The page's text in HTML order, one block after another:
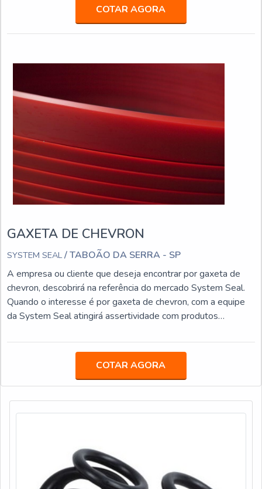
acha o site da System Seal. Na companhia é possível
encontr...
COTAR AGORA
GAXETA DE CHEVRON
SYSTEM SEAL / TABOÃO DA SERRA - SP
A empresa ou cliente que deseja encontrar por gaxeta de
chevron, descobrirá na referência do mercado System Seal.
Quando o interesse é por gaxeta de chevron, com a equipe
da System Seal atingirá assertividade com produtos
INTERESSANTES SOBRE A GAXETA DE CHEVRONA
uma estrutura com escritório de alta qualidade onde são
realizadas as ativid...
COTAR AGORA